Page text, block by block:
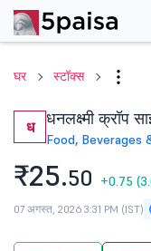
घर स्टॉक्स
ध धनलक्ष्मी क्रॉप
Food, Beverages
₹25.50 +0.75
07 अगस्त, 2026 3:31 PM (IST)
परफॉर्मेंसफाइनेंशियल्स